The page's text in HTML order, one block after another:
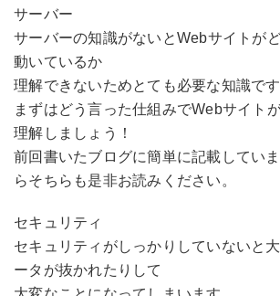
サーバー
サーバーの知識がないとWebサイトが
動いているか
理解できないためとても必要な知識です
まずはどう言った仕組みでWebサイト
理解しましょう！
前回書いたブログに簡単に記載してい
らそちらも是非お読みください。
セキュリティ
セキュリティがしっかりしていないと
ータが抜かれたりして